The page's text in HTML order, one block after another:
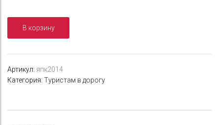
В корзину
Артикул: япк2014
Категория: Туристам в дорогу